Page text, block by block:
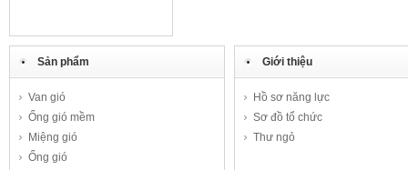
Sản phẩm
Van gió
Ống gió mềm
Miệng gió
Ống gió
Giới thiệu
Hồ sơ năng lực
Sơ đồ tổ chức
Thư ngỏ